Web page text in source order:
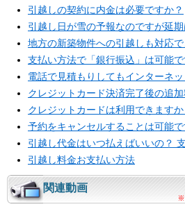
引越しの契約に内金は必要ですか？
引越し日が雪の予報なのですが延
地方の新築物件への引越しも対応で
支払い方法で「銀行振込」は可能で
電話で見積もりしてもインターネ
クレジットカード決済完了後の追
クレジットカードは利用できますか
予約をキャンセルすることは可能で
引越し代金はいつ払えばいいの？
引越し料金お支払い方法
関連動画